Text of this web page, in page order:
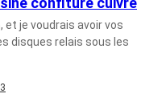
et je voudrais avoir vos
disques relais sous les